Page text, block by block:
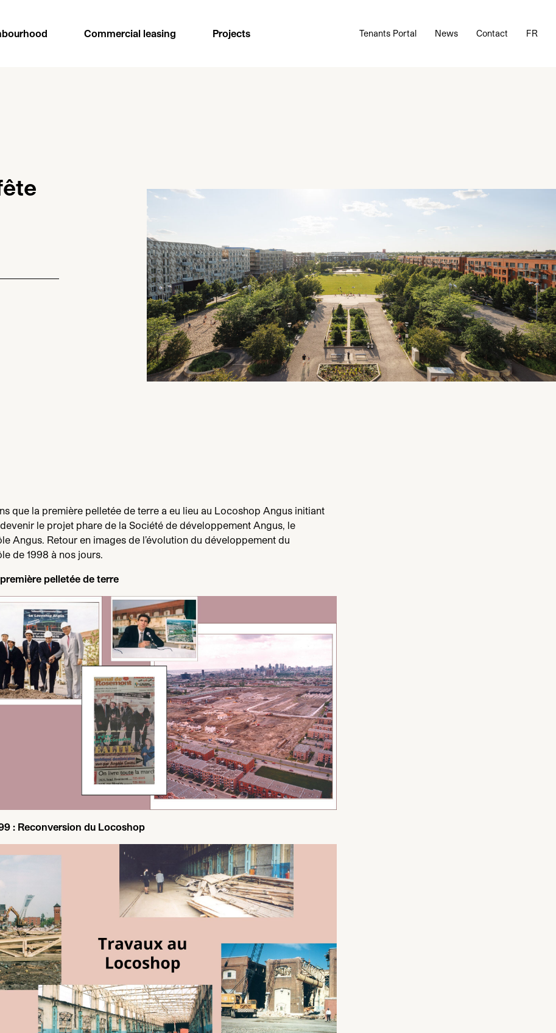
Commercial leasing Projects Tenants Portal News Contact FR
que la première pelletée de terre a eu lieu au Locoshop Angus initiant
le projet phare de la Société de développement Angus, le
Angus. Retour en images de l’évolution du développement du
de 1998 à nos jours.
pelletée de terre
: Reconversion du Locoshop